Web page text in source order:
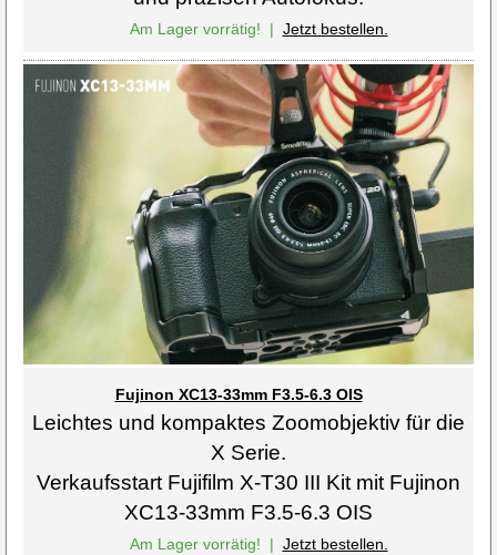
Am Lager vorrätig! | Jetzt bestellen.
Fujinon XC13-33mm F3.5-6.3 OIS
Leichtes und kompaktes Zoomobjektiv für die
X Serie.
Verkaufsstart Fujifilm X-T30 III Kit mit Fujinon
XC13-33mm F3.5-6.3 OIS
Am Lager vorrätig! | Jetzt bestellen.